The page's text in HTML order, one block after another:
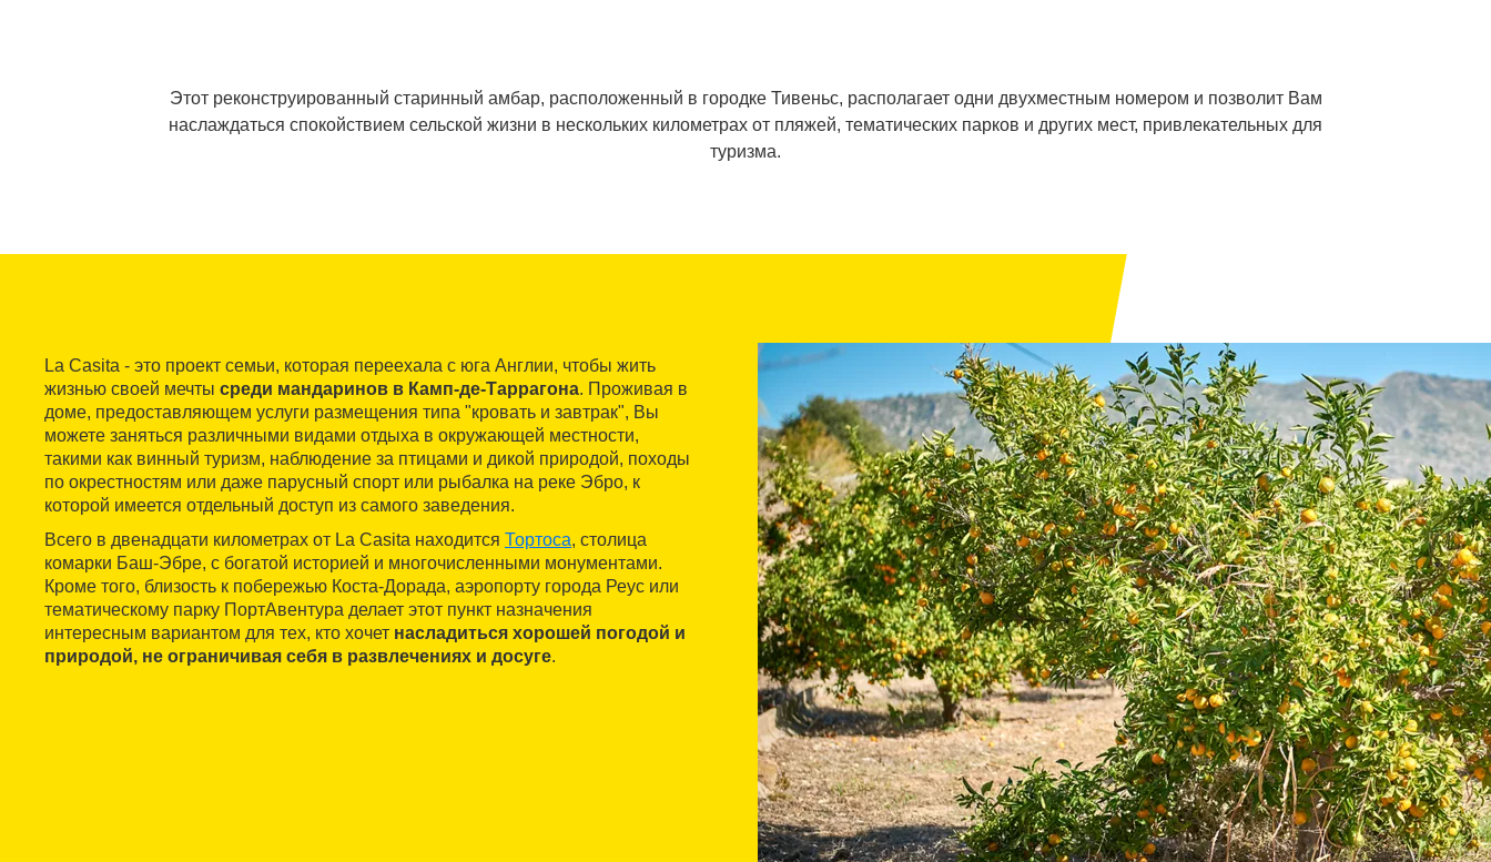
Этот реконструированный старинный амбар, расположенный в городке Тивеньс, располагает одни двухместным номером и позволит Вам
наслаждаться спокойствием сельской жизни в нескольких километрах от пляжей, тематических парков и других мест, привлекательных для
туризма.
La Casita - это проект семьи, которая переехала с юга Англии, чтобы жить
жизнью своей мечты среди мандаринов в Камп-де-Таррагона. Проживая в
доме, предоставляющем услуги размещения типа "кровать и завтрак", Вы
можете заняться различными видами отдыха в окружающей местности,
такими как винный туризм, наблюдение за птицами и дикой природой, походы
по окрестностям или даже парусный спорт или рыбалка на реке Эбро, к
которой имеется отдельный доступ из самого заведения.
Всего в двенадцати километрах от La Casita находится Тортоса, столица
комарки Баш-Эбре, с богатой историей и многочисленными монументами.
Кроме того, близость к побережью Коста-Дорада, аэропорту города Реус или
тематическому парку ПортАвентура делает этот пункт назначения
интересным вариантом для тех, кто хочет насладиться хорошей погодой и
природой, не ограничивая себя в развлечениях и досуге.